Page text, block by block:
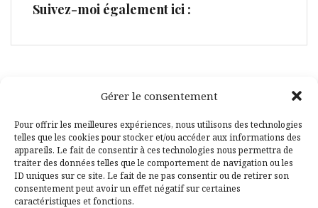
Gérer le consentement
Pour offrir les meilleures expériences, nous utilisons des technologies
telles que les cookies pour stocker et/ou accéder aux informations des
appareils. Le fait de consentir à ces technologies nous permettra de
traiter des données telles que le comportement de navigation ou les
ID uniques sur ce site. Le fait de ne pas consentir ou de retirer son
consentement peut avoir un effet négatif sur certaines
caractéristiques et fonctions.
Suivez-moi également ici :
Facebook
Pinterest